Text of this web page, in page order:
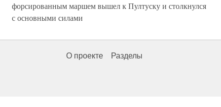
форсированным маршем вышел к Пултуску и столкнулся
с основными силами
О проекте Разделы